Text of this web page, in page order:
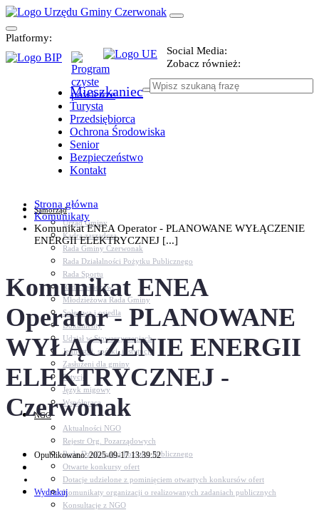
Platformy:
Social Media:
Zobacz również:
Mieszkaniec
Turysta
Przedsiębiorca
Ochrona Środowiska
Senior
Bezpieczeństwo
Kontakt
Samorząd
Urząd Gminy
Kadra zarządcza
Rada Gminy Czerwonak
Rada Działalności Pożytku Publicznego
Rada Sportu
Rada Seniorów
Młodzieżowa Rada Gminy
Sołectwa i osiedla
Dokumenty
Udział w Stowarzyszeniach
Jednostki, spółki, instytucje
Zasłużeni dla gminy
Petycje
Język migowy
Współpraca
NGO
Aktualności NGO
Rejestr Org. Pozarządowych
Rada Działalności Pożytku Publicznego
Otwarte konkursy ofert
Dotacje udzielone z pominięciem otwartych konkursów ofert
Komunikaty organizacji o realizowanych zadaniach publicznych
Konsultacje z NGO
Strona główna
Komunikaty
Komunikat ENEA Operator - PLANOWANE WYŁĄCZENIE
ENERGII ELEKTRYCZNEJ [...]
Komunikat ENEA
Operator - PLANOWANE
WYŁĄCZENIE ENERGII
ELEKTRYCZNEJ -
Czerwonak
Opublikowano: 2025-09-17 13:39:52
Wydrukuj